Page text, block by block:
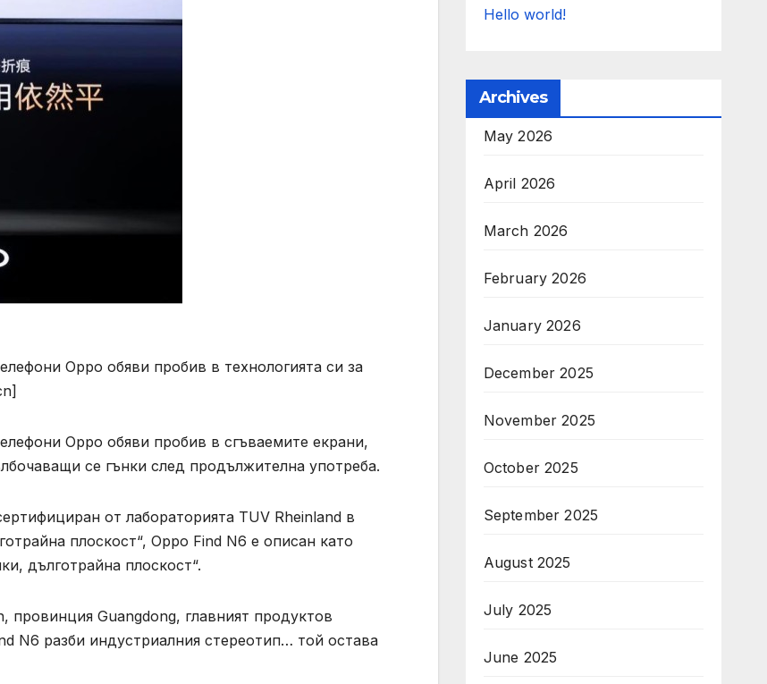
Oppo обяви пробив в технологията си за
Oppo обяви пробив в сгъваемите екрани,
се гънки след продължителна употреба.
от лабораторията TUV Rheinland в
плоскост“, Oppo Find N6 е описан като
дълготрайна плоскост“.
провинция Guangdong, главният продуктов
N6 разби индустриалния стереотип… той остава
Hello world!
Archives
May 2026
April 2026
March 2026
February 2026
January 2026
December 2025
November 2025
October 2025
September 2025
August 2025
July 2025
June 2025